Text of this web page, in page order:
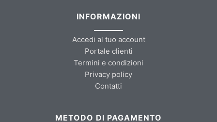
INFORMAZIONI
Accedi al tuo account
Portale clienti
Termini e condizioni
Privacy policy
Contatti
METODO DI PAGAMENTO